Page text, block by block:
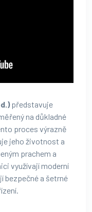
představuje
na důkladné
proces výrazně
jeho životnost a
prachem a
využívají moderní
bezpečné a šetrné